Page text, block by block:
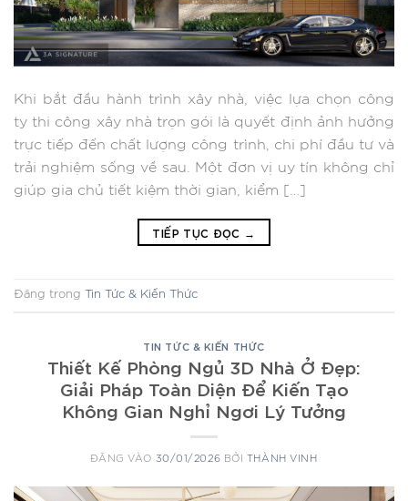
Khi bắt đầu hành trình xây nhà, việc lựa chọn công
ty thi công xây nhà trọn gói là quyết định ảnh hưởng
trực tiếp đến chất lượng công trình, chi phí đầu tư và
trải nghiệm sống về sau. Một đơn vị uy tín không chỉ
giúp gia chủ tiết kiệm thời gian, kiểm […]
TIẾP TỤC ĐỌC →
Đăng trong Tin Tức & Kiến Thức
TIN TỨC & KIẾN THỨC
Thiết Kế Phòng Ngủ 3D Nhà Ở Đẹp:
Giải Pháp Toàn Diện Để Kiến Tạo
Không Gian Nghỉ Ngơi Lý Tưởng
ĐĂNG VÀO 30/01/2026 BỞI THÀNH VINH